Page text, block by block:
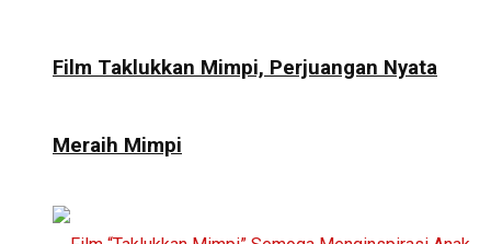
Film Taklukkan Mimpi, Perjuangan Nyata
Meraih Mimpi